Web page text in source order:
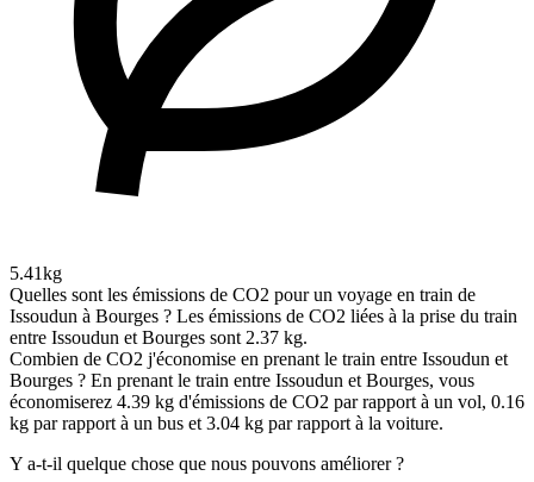
5.41kg
Quelles sont les émissions de CO2 pour un voyage en train de
Issoudun à Bourges ? Les émissions de CO2 liées à la prise du train
entre Issoudun et Bourges sont 2.37 kg.
Combien de CO2 j'économise en prenant le train entre Issoudun et
Bourges ? En prenant le train entre Issoudun et Bourges, vous
économiserez 4.39 kg d'émissions de CO2 par rapport à un vol, 0.16
kg par rapport à un bus et 3.04 kg par rapport à la voiture.
Y a-t-il quelque chose que nous pouvons améliorer ?